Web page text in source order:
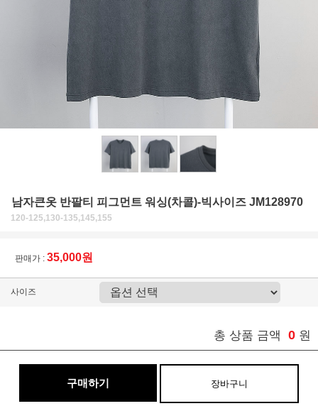
남자큰옷 반팔티 피그먼트 워싱(차콜)-빅사이즈 JM128970
120-125,130-135,145,155
판매가 : 35,000원
사이즈
총 상품 금액 0 원
구매하기 장바구니